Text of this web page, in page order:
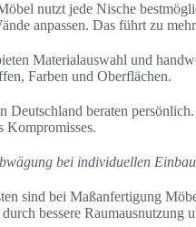
nutzt jede Nische
anpassen. Das führt zu
Materialauswahl und
Farben und Oberflächen.
Deutschland beraten
Kompromisses.
bei individuellen
sind bei Maßanfertigung
bessere Raumausnutzung